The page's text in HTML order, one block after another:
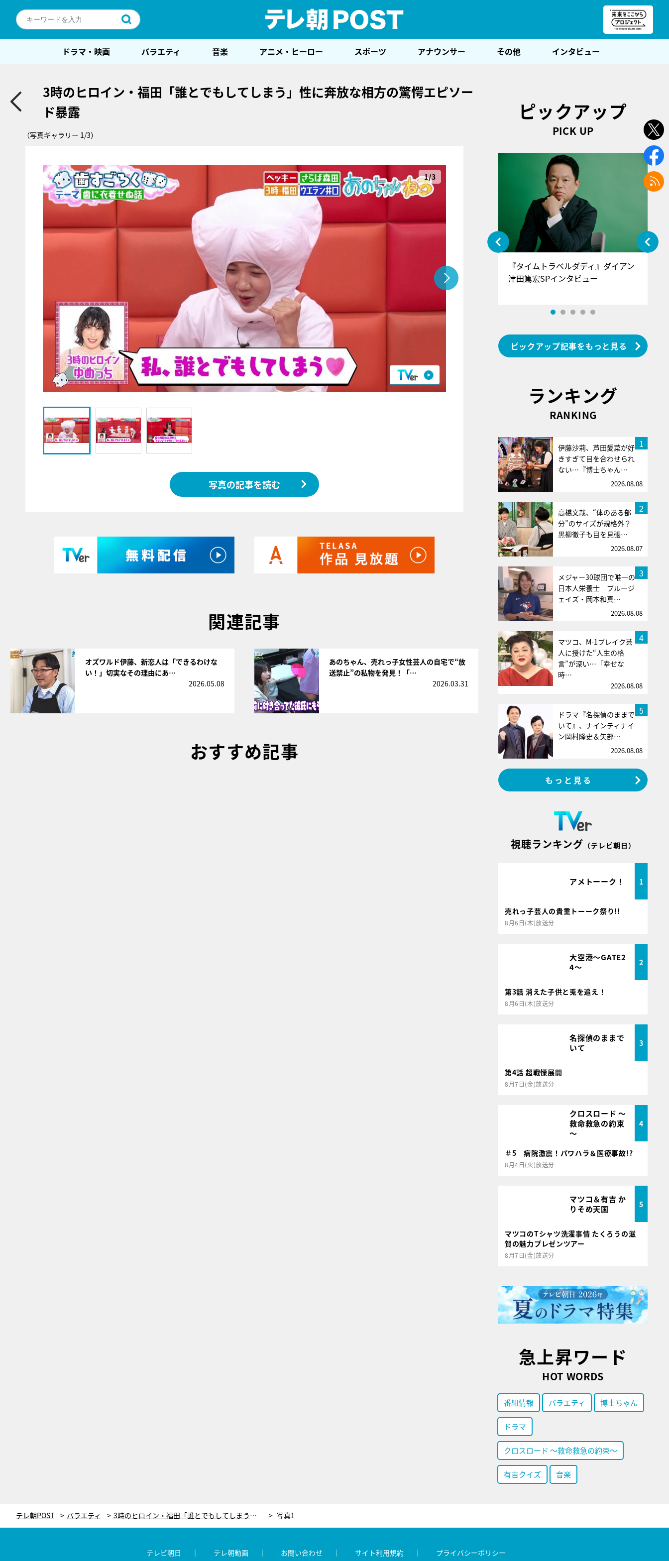
ドラマ・映画 バラエティ 音楽 アニメ・ヒーロー スポーツ アナウンサー その他 インタビュー
3時のヒロイン・福田「誰とでもしてしまう」性に奔放な相方の驚愕エピソー
ド暴露
（写真ギャラリー 1/3）
1/3
写真の記事を読む
関連記事
オズワルド伊藤、新恋人は「できるわけな
い！」切実なその理由にあ…
2026.05.08
あのちゃん、売れっ子女性芸人の自宅で“放
送禁止”の私物を発見！「…
2026.03.31
おすすめ記事
ピックアップ
PICK UP
『アイ＝ラブ！げーみんぐ』＝LOV
E齋藤樹愛羅＆佐々木舞香SPインタ
『タイムトラベルダディ』ダイアン
津田篤宏SPインタビュー
ピックアップ記事をもっと見る
ランキング
RANKING
1
伊藤沙莉、芦田愛菜が好
きすぎて目を合わせられ
ない…『博士ちゃん…
2026.08.08
2
高橋文哉、“体のある部
分”のサイズが規格外？
黒柳徹子も目を見張…
2026.08.07
3
メジャー30球団で唯一の
日本人栄養士 ブルージ
ェイズ・岡本和真…
2026.08.08
4
マツコ、M-1ブレイク芸
人に授けた“人生の格
言”が深い…「幸せな
時…
2026.08.08
5
ドラマ『名探偵のままで
いて』、ナインティナイ
ン岡村隆史＆矢部…
2026.08.08
もっと見る
視聴ランキング （テレビ朝日）
アメトーーク！ 1
売れっ子芸人の貴重トーーク祭り!!
8月6日(木)放送分
大空港～GATE2
4～
2
第3話 消えた子供と兎を追え！
8月6日(木)放送分
名探偵のままで
いて
3
第4話 超戦慄展開
8月7日(金)放送分
クロスロード ～
救命救急の約束
～
4
＃5 病院激震！パワハラ＆医療事故!?
8月4日(火)放送分
マツコ＆有吉 か
りそめ天国
5
マツコのTシャツ洗濯事情 たくろうの滋
賀の魅力プレゼンツアー
8月7日(金)放送分
急上昇ワード
HOT WORDS
番組情報 バラエティ 博士ちゃん
ドラマ
クロスロード ～救命救急の約束～
有吉クイズ 音楽
テレ朝POST バラエティ 3時のヒロイン・福田「誰とでもしてしまう」性に奔放な相方の驚愕エピソード暴露 写真1
テレビ朝日 テレ朝動画 お問い合わせ サイト利用規約 プライバシーポリシー